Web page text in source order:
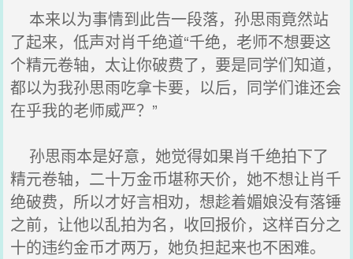
本来以为事情到此告一段落，孙思雨竟然站
了起来，低声对肖千绝道“千绝，老师不想要这
个精元卷轴，太让你破费了，要是同学们知道，
都以为我孙思雨吃拿卡要，以后，同学们谁还会
在乎我的老师威严？”
孙思雨本是好意，她觉得如果肖千绝拍下了
精元卷轴，二十万金币堪称天价，她不想让肖千
绝破费，所以才好言相劝，想趁着媚娘没有落锤
之前，让他以乱拍为名，收回报价，这样百分之
十的违约金币才两万，她负担起来也不困难。